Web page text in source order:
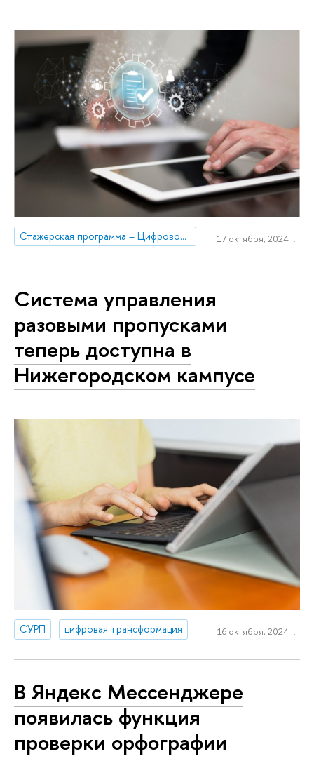
Стажерская программа – Цифровой кадровый резерв НИУ ВШЭ 17 октября, 2024 г.
Система управления
разовыми пропусками
теперь доступна в
Нижегородском кампусе
СУРП цифровая трансформация 16 октября, 2024 г.
В Яндекс Мессенджере
появилась функция
проверки орфографии